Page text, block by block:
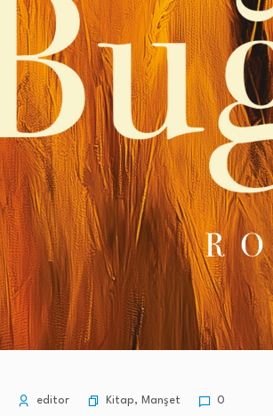
editor Kitap, Manşet 0